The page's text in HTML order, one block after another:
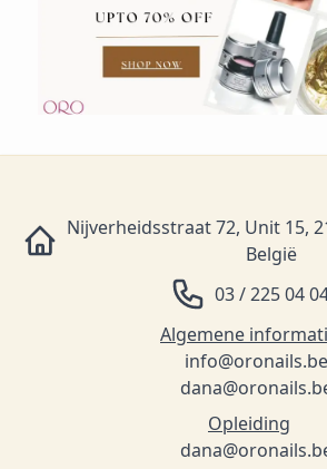
Nijverheidsstraat 72, Unit 15,
België
03 / 225 04
Algemene
info@oronails.be
Opleiding